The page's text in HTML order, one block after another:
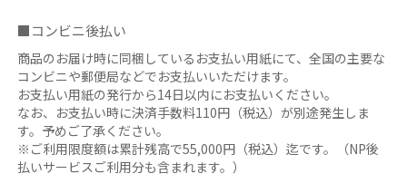
■コンビニ後払い
商品のお届け時に同梱しているお支払い用紙にて、全国の主要な
コンビニや郵便局などでお支払いいただけます。
お支払い用紙の発行から14日以内にお支払いください。
なお、お支払い時に決済手数料110円（税込）が別途発生しま
す。予めご了承ください。
※ご利用限度額は累計残高で55,000円（税込）迄です。（NP後
払いサービスご利用分も含まれます。）